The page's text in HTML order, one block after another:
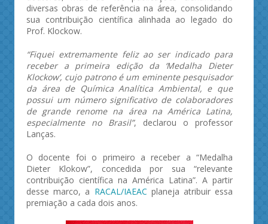
diversas obras de referência na área, consolidando
sua contribuição científica alinhada ao legado do
Prof. Klockow.
“Fiquei extremamente feliz ao ser indicado para
receber a primeira edição da ‘Medalha Dieter
Klockow’, cujo patrono é um eminente pesquisador
da área de Química Analítica Ambiental, e que
possui um número significativo de colaboradores
de grande renome na área na América Latina,
especialmente no Brasil”, declarou o professor
Lanças.
O docente foi o primeiro a receber a “Medalha
Dieter Klokow”, concedida por sua “relevante
contribuição científica na América Latina”. A partir
desse marco, a RACAL/IAEAC planeja atribuir essa
premiação a cada dois anos.